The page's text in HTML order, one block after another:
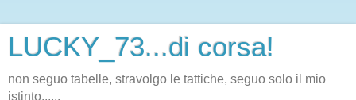
LUCKY_73...di corsa!
non seguo tabelle, stravolgo le tattiche, seguo solo il mio
istinto......